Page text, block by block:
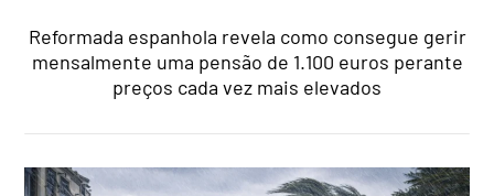
Reformada espanhola revela como consegue gerir
mensalmente uma pensão de 1.100 euros perante
preços cada vez mais elevados